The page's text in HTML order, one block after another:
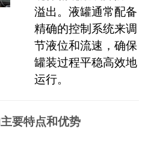
溢出。液罐通常配备
精确的控制系统来调
节液位和流速，确保
罐装过程平稳高效地
运行。
要特点和优势